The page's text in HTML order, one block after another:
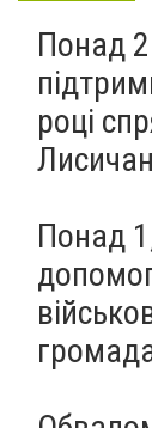
Понад
році
Понад